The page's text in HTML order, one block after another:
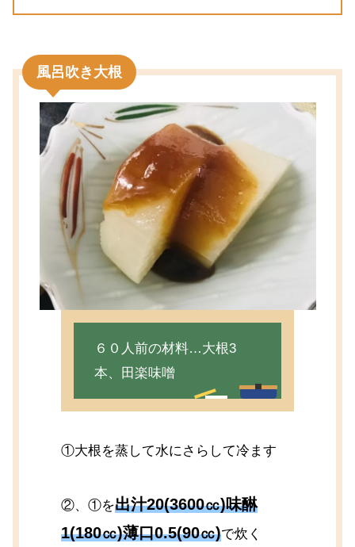
風呂吹き大根
６０人前の材料…大根3
本、田楽味噌
①大根を蒸して水にさらして冷ます
②、①を出汁20(3600㏄)味醂
1(180㏄)薄口0.5(90㏄)で炊く